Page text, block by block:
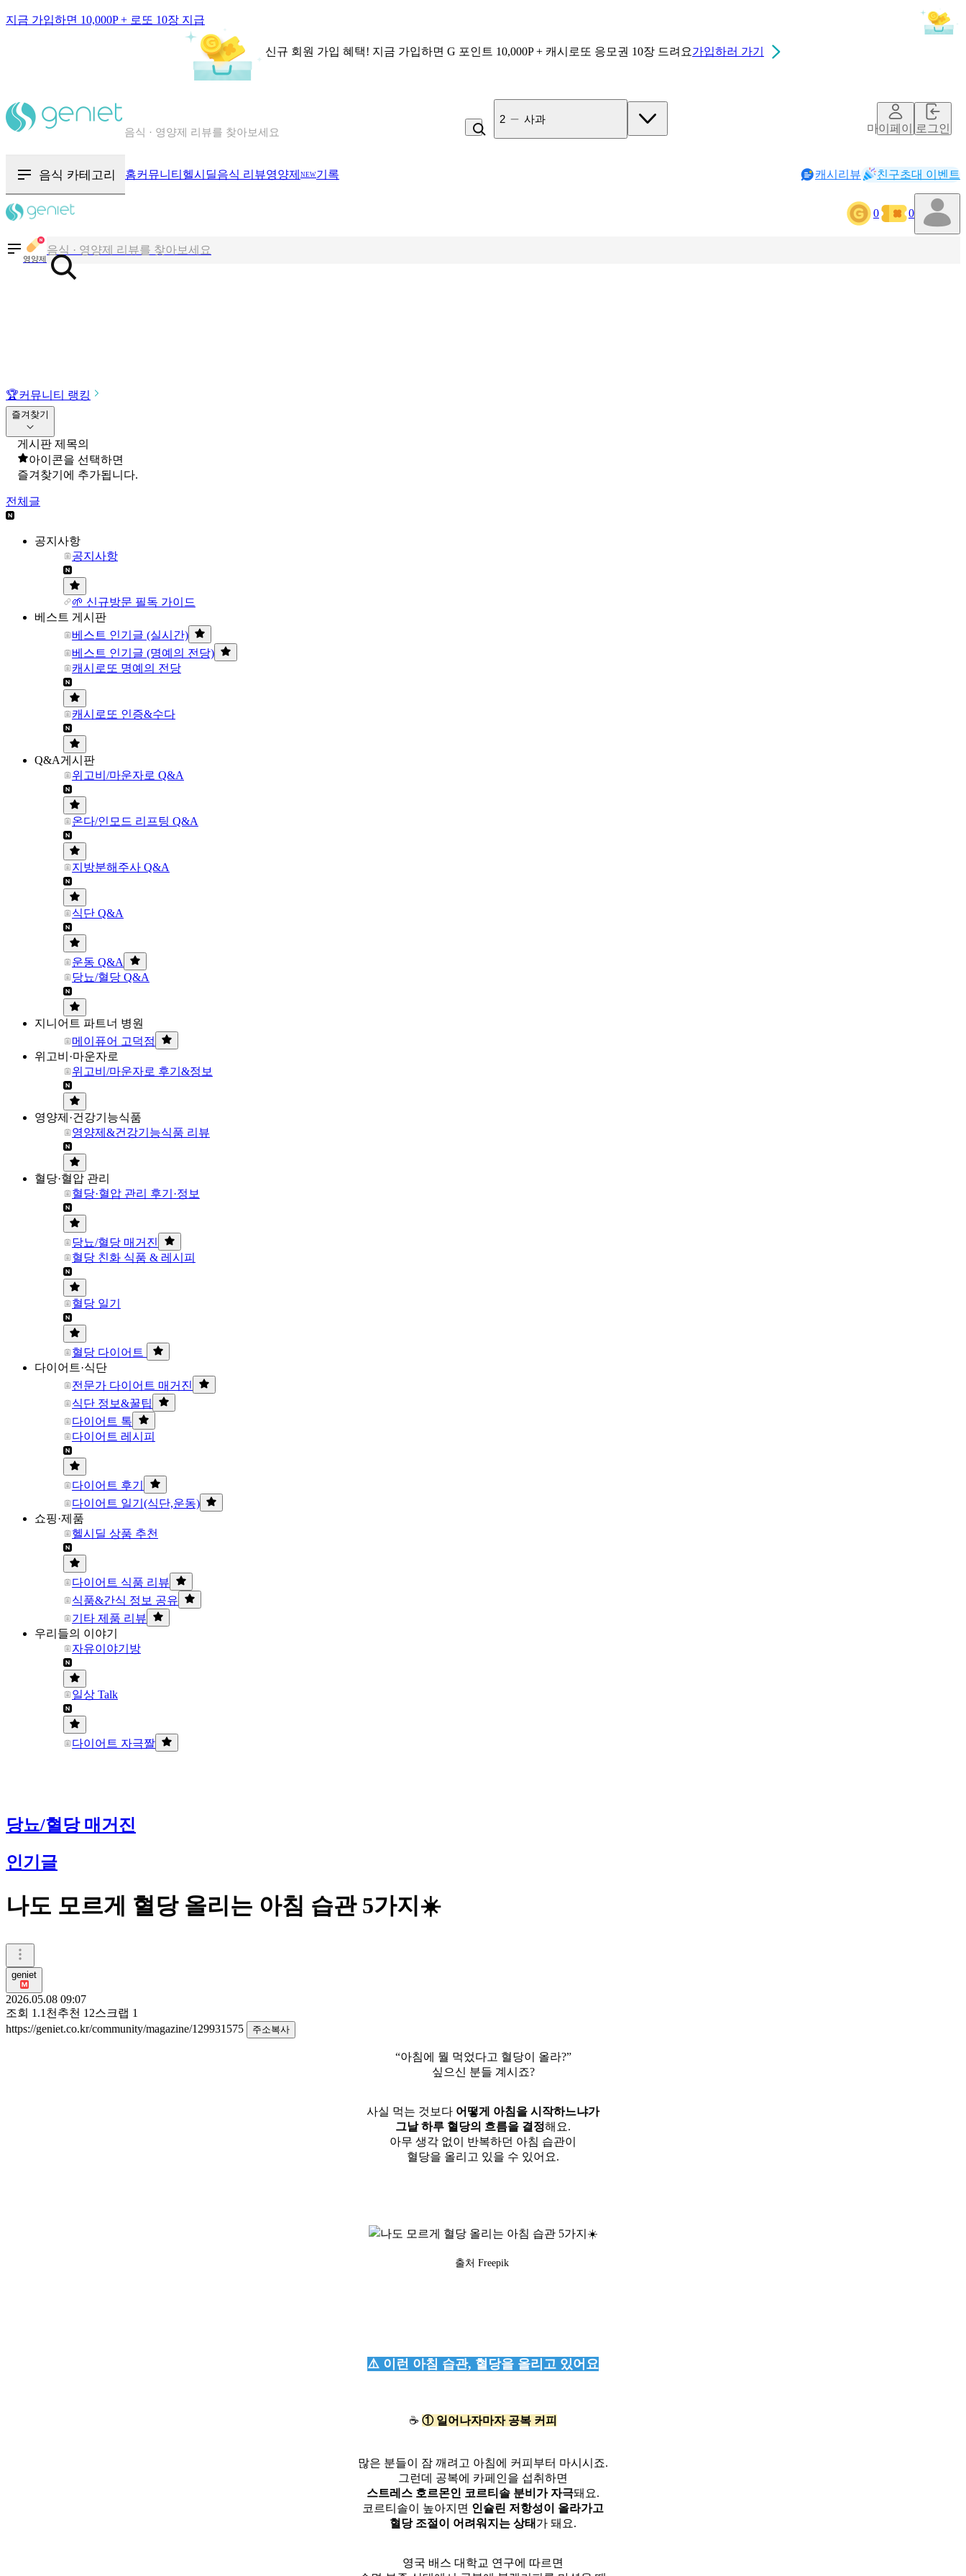
지금 가입하면 10,000P + 로또 10장 지급
신규 회원 가입 혜택! 지금 가입하면 G 포인트 10,000P + 캐시로또 응모권 10장 드려요가입하러 가기
칼로리와 영양성분을 검색해보세요
음식 · 영양제 리뷰를 찾아보세요
3 비_플레인 쿽
마이페이지로그인
음식 카테고리 홈커뮤니티 헬시딜음식 리뷰영양제 NEW기록 캐시리뷰 친구초대 이벤트
0 0
영양제
칼로리와 영양성분을 검색해보세요
음식 · 영양제 리뷰를 찾아보세요
🏆커뮤니티 랭킹
즐겨찾기
게시판 제목의
아이콘을 선택하면
즐겨찾기에 추가됩니다.
전체글
공지사항
공지사항
🌱 신규방문 필독 가이드
베스트 게시판
베스트 인기글 (실시간)
베스트 인기글 (명예의 전당)
캐시로또 명예의 전당
캐시로또 인증&수다
Q&A게시판
위고비/마운자로 Q&A
온다/인모드 리프팅 Q&A
지방분해주사 Q&A
식단 Q&A
운동 Q&A
당뇨/혈당 Q&A
지니어트 파트너 병원
메이퓨어 고덕점
위고비·마운자로
위고비/마운자로 후기&정보
영양제·건강기능식품
영양제&건강기능식품 리뷰
혈당·혈압 관리
혈당·혈압 관리 후기·정보
당뇨/혈당 매거진
혈당 친화 식품 & 레시피
혈당 일기
혈당 다이어트
다이어트·식단
전문가 다이어트 매거진
식단 정보&꿀팁
다이어트 톡
다이어트 레시피
다이어트 후기
다이어트 일기(식단,운동)
쇼핑·제품
헬시딜 상품 추천
다이어트 식품 리뷰
식품&간식 정보 공유
기타 제품 리뷰
우리들의 이야기
자유이야기방
일상 Talk
다이어트 자극짤
당뇨/혈당 매거진
인기글
나도 모르게 혈당 올리는 아침 습관 5가지☀️
geniet
2026.05.08 09:07
조회 1.1천 추천 12스크랩 1
https://geniet.co.kr/community/magazine/129931575
주소복사
“아침에 뭘 먹었다고 혈당이 올라?”
싶으신 분들 계시죠?
사실 먹는 것보다 어떻게 아침을 시작하느냐가
그날 하루 혈당의 흐름을 결정해요.
아무 생각 없이 반복하던 아침 습관이
혈당을 올리고 있을 수 있어요.
출처 Freepik
⚠️ 이런 아침 습관, 혈당을 올리고 있어요
☕ ① 일어나자마자 공복 커피
많은 분들이 잠 깨려고 아침에 커피부터 마시시죠.
그런데 공복에 카페인을 섭취하면
스트레스 호르몬인 코르티솔 분비가 자극돼요.
코르티솔이 높아지면 인슐린 저항성이 올라가고
혈당 조절이 어려워지는 상태 가 돼요.
영국 배스 대학교 연구에 따르면